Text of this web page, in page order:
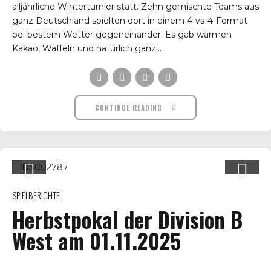
alljährliche Winterturnier statt. Zehn gemischte Teams aus
ganz Deutschland spielten dort in einem 4-vs-4-Format
bei bestem Wetter gegeneinander. Es gab warmen
Kakao, Waffeln und natürlich ganz...
CONTINUE READING
SPIELBERICHTE
Herbstpokal der Division B
West am 01.11.2025